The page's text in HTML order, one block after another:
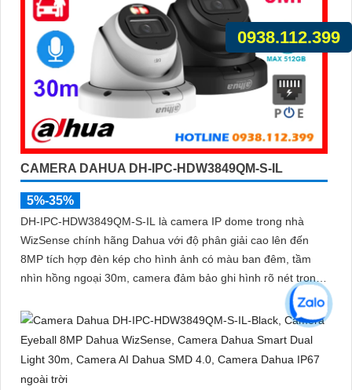
CAMERA DAHUA DH-IPC-HDW3849QM-S-IL
5%-35%
DH-IPC-HDW3849QM-S-IL là camera IP dome trong nhà
WizSense chính hãng Dahua với độ phân giải cao lên đến
8MP tích hợp đèn kép cho hình ảnh có màu ban đêm, tầm
nhìn hồng ngoại 30m, camera đảm bảo ghi hình rõ nét trong
tích hợp micro ghi âm, chuẩn POE và khả năng nhận diện
chính xác người và phương tiện giám sát an ninh tốt
0938.112.399